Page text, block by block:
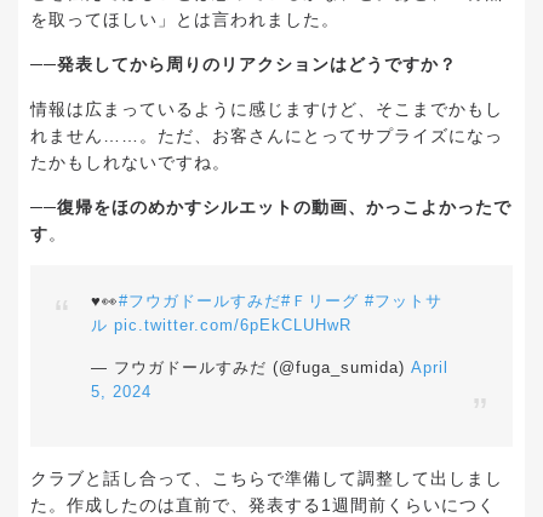
を取ってほしい」とは言われました。
──発表してから周りのリアクションはどうですか？
情報は広まっているように感じますけど、そこまでかもし
れません……。ただ、お客さんにとってサプライズになっ
たかもしれないですね。
──復帰をほのめかすシルエットの動画、かっこよかったで
す。
♥️👀#フウガドールすみだ#Ｆリーグ #フットサ
ル pic.twitter.com/6pEkCLUHwR
— フウガドールすみだ (@fuga_sumida) April
5, 2024
クラブと話し合って、こちらで準備して調整して出しまし
た。作成したのは直前で、発表する1週間前くらいにつく